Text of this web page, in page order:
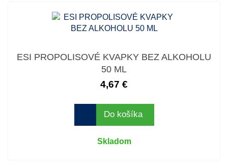
ESI PROPOLISOVÉ KVAPKY BEZ ALKOHOLU
50 ML
4,67 €
Do košíka
Skladom